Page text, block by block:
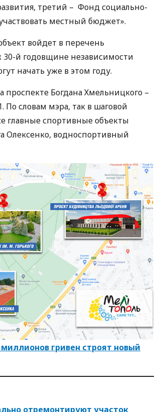
третий – Фонд социально-
местный бюджет».
войдет в перечень
30-й годовщине независимости
начать уже в этом году.
Богдана Хмельницкого –
словам мэра, так в шаговой
главные спортивные объекты
Олексенко, водноспортивный
гривен строят новый
отремонтируют участок